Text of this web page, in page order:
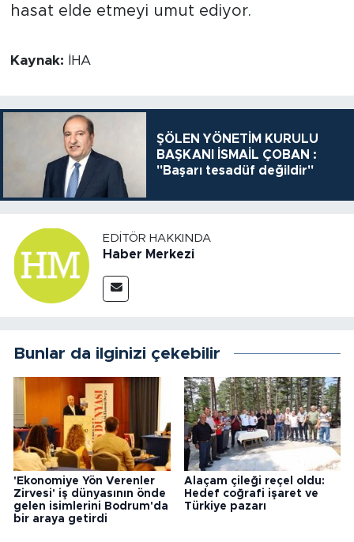
hasat elde etmeyi umut ediyor.
Kaynak: İHA
ŞÖLEN YÖNETİM KURULU
BAŞKANI İSMAİL ÇOBAN :
"Başarı tesadüf değildir"
EDITÖR HAKKINDA
Haber Merkezi
Bunlar da ilginizi çekebilir
'Ekonomiye Yön Verenler
Zirvesi' iş dünyasının önde
gelen isimlerini Bodrum'da
bir araya getirdi
Alaçam çileği reçel oldu:
Hedef coğrafi işaret ve
Türkiye pazarı